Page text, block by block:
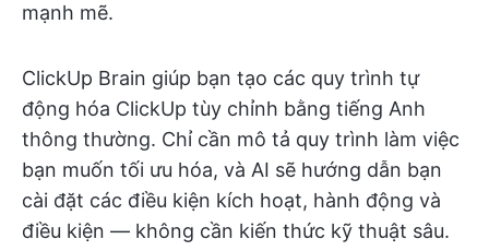
mạnh mẽ.
ClickUp Brain giúp bạn tạo các quy trình tự
động hóa ClickUp tùy chỉnh bằng tiếng Anh
thông thường. Chỉ cần mô tả quy trình làm việc
bạn muốn tối ưu hóa, và AI sẽ hướng dẫn bạn
cài đặt các điều kiện kích hoạt, hành động và
điều kiện — không cần kiến thức kỹ thuật sâu.